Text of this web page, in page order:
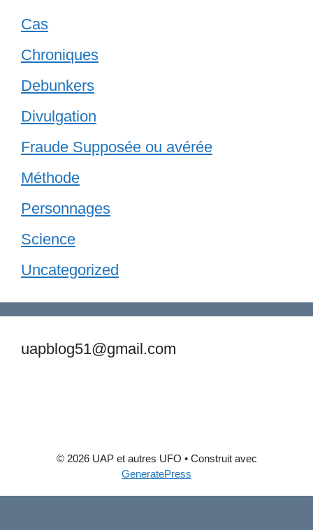
Cas
Chroniques
Debunkers
Divulgation
Fraude Supposée ou avérée
Méthode
Personnages
Science
Uncategorized
uapblog51@gmail.com
© 2026 UAP et autres UFO • Construit avec
GeneratePress